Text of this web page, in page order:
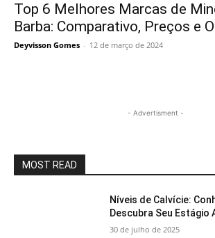
Top 6 Melhores Marcas de
Barba: Comparativo, Preços e
Deyvisson Gomes - 12 de março de 2024
- Advertisment -
MOST READ
Níveis de Calvície:
Descubra Seu Estágio
30 de julho de 2025